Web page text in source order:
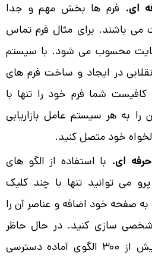
ای. فرم ها بخش مهم و جدا
می باشند. برای مثال فرم تماس
محسوب می شود. با سیستم
در ایجاد و ساخت فرم های
شما فرم خود را تنها با
به هر سیستم عامل بازاریابی
ای. با استفاده از الگو های
پرو می توانید تنها با چند کلیک
صفحه خود اضافه و عناصر آن را
سازی کنید. در حال حاظر
شما می توانید به بیش از 300 الگوی آماده دسترسی